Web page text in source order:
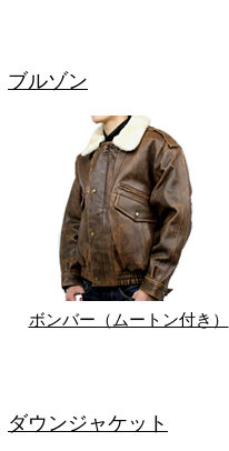
ブルゾン
ボンバー（ムートン付き）
ダウンジャケット